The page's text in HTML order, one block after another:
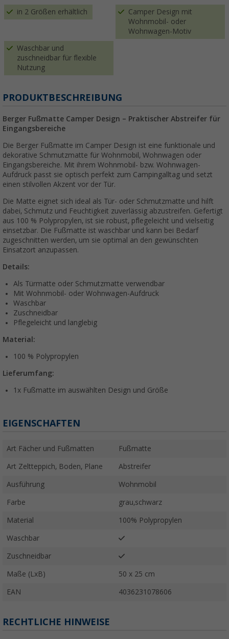
in 2 Größen erhältlich
Camper Design mit
Wohnmobil- oder
Wohnwagen-Motiv
Waschbar und
zuschneidbar für flexible
Nutzung
PRODUKTBESCHREIBUNG
Berger Fußmatte Camper Design – Praktischer Abstreifer für
Eingangsbereiche
Die Berger Fußmatte im Camper Design ist eine funktionale und
dekorative Schmutzmatte für Wohnmobil, Wohnwagen oder
Eingangsbereiche. Mit ihrem Wohnmobil- bzw. Wohnwagen-
Aufdruck passt sie optisch perfekt zum Campingalltag und setzt
einen stilvollen Akzent vor der Tür.
Die Matte eignet sich ideal als Tür- oder Schmutzmatte und hilft
dabei, Schmutz und Feuchtigkeit zuverlässig abzustreifen. Gefertigt
aus 100 % Polypropylen, ist sie robust, pflegeleicht und vielseitig
einsetzbar. Die Fußmatte ist waschbar und kann bei Bedarf
zugeschnitten werden, um sie optimal an den gewünschten
Einsatzort anzupassen.
Details:
Als Türmatte oder Schmutzmatte verwendbar
Mit Wohnmobil- oder Wohnwagen-Aufdruck
Waschbar
Zuschneidbar
Pflegeleicht und langlebig
Material:
100 % Polypropylen
Lieferumfang:
1x Fußmatte im auswählten Design und Größe
EIGENSCHAFTEN
Art Fächer und Fußmatten Fußmatte
Art Zeltteppich, Boden, Plane Abstreifer
Ausführung Wohnmobil
Farbe grau,schwarz
Material 100% Polypropylen
Waschbar
Zuschneidbar
Maße (LxB) 50 x 25 cm
EAN 4036231078606
RECHTLICHE HINWEISE